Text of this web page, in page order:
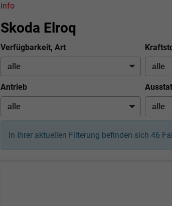
info
Skoda Elroq
Verfügbarkeit, Art
Antrieb
In Ihrer aktuellen Filterung befinden sich 46